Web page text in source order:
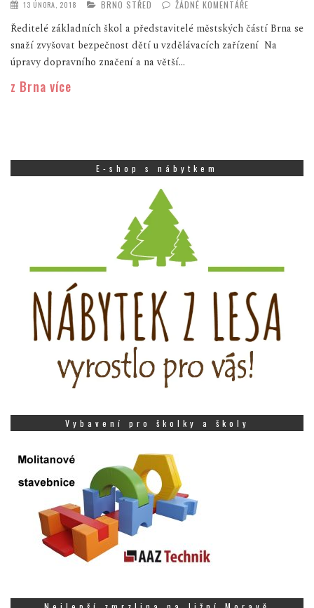
13 ÚNORA, 2018 BRNO STŘED ŽÁDNÉ KOMENTÁŘE
Ředitelé základních škol a představitelé městských částí Brna se
snaží zvyšovat bezpečnost dětí u vzdělávacích zařízení Na
úpravy dopravního značení a na větší...
z Brna více
E-shop s nábytkem
Vybavení pro školky a školy